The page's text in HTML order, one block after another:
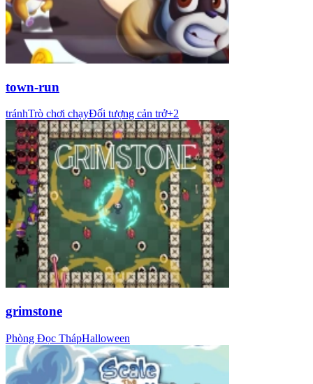
town-run
tránhTrò chơi chạyĐối tượng cản trở+2
grimstone
Phòng Đọc ThápHalloween